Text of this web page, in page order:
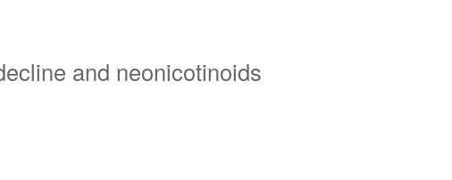
de
and neonicotinoids